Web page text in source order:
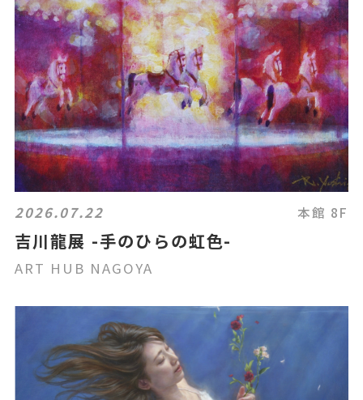
2026.07.22 本館 8F
吉川龍展 -手のひらの虹色-
ART HUB NAGOYA